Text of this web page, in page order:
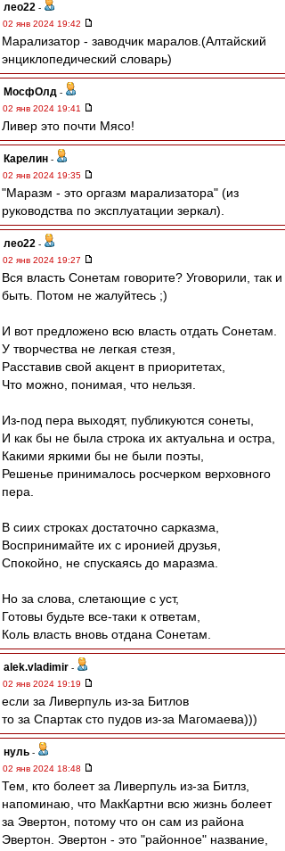
лео22 -
02 янв 2024 19:42
Марализатор - заводчик маралов.(Алтайский
энциклопедический словарь)
МосфОлд -
02 янв 2024 19:41
Ливер это почти Мясо!
Карелин -
02 янв 2024 19:35
"Маразм - это оргазм марализатора" (из
руководства по эксплуатации зеркал).
лео22 -
02 янв 2024 19:27
Вся власть Сонетам говорите? Уговорили, так и
быть. Потом не жалуйтесь ;)
И вот предложено всю власть отдать Сонетам.
У творчества не легкая стезя,
Расставив свой акцент в приоритетах,
Что можно, понимая, что нельзя.
Из-под пера выходят, публикуются сонеты,
И как бы не была строка их актуальна и остра,
Какими яркими бы не были поэты,
Решенье принималось росчерком верховного
пера.
В сиих строках достаточно сарказма,
Воспринимайте их с иронией друзья,
Спокойно, не спускаясь до маразма.
Но за слова, слетающие с уст,
Готовы будьте все-таки к ответам,
Коль власть вновь отдана Сонетам.
alek.vladimir -
02 янв 2024 19:19
если за Ливерпуль из-за Битлов
то за Спартак сто пудов из-за Магомаева)))
нуль -
02 янв 2024 18:48
Тем, кто болеет за Ливерпуль из-за Битлз,
напоминаю, что МакКартни всю жизнь болеет
за Эвертон, потому что он сам из района
Эвертон. Эвертон - это "районное" название,